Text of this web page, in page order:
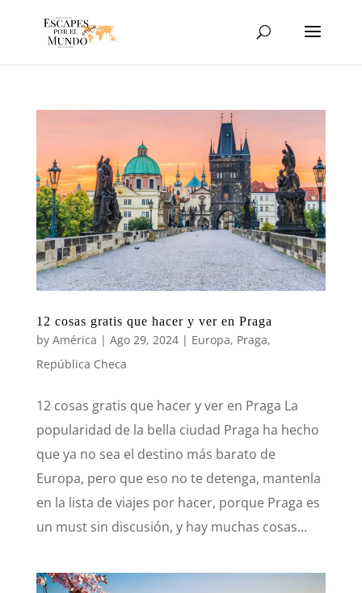
12 cosas gratis que hacer y ver en Praga
by América | Ago 29, 2024| Europa, Praga,
República Checa
12 cosas gratis que hacer y ver en Praga La
popularidad de la bella ciudad Praga ha hecho
que ya no sea el destino más barato de
Europa, pero que eso no te detenga, mantenla
en la lista de viajes por hacer, porque Praga es
un must sin discusión, y hay muchas cosas...